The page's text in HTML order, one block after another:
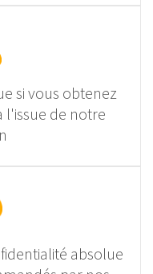
si vous obtenez
de notre
absolue